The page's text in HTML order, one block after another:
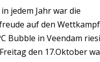
jedem Jahr war die
auf den
Bubble in Veendam
den 17.Oktober